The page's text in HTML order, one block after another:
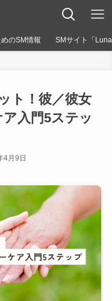
のSM情報 SMサイト「
ト！彼／彼女
入門5ステッ
4月9日